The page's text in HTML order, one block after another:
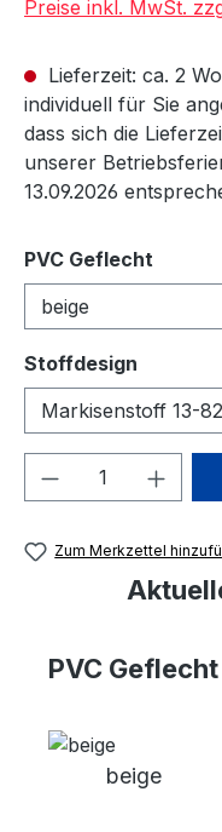
Preise inkl. MwSt.
Lieferzeit: ca. 2
individuell für Sie
dass sich die
unserer
13.09.2026
PVC Geflecht
Stoffdesign
Produkt
Zum Merkzettel
PVC Geflecht
beige